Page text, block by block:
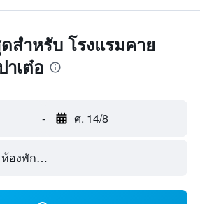
สำหรับ โรงแรมคาย
าเต๋อ
- ศ. 14/8
องพัก 1 ห้อง